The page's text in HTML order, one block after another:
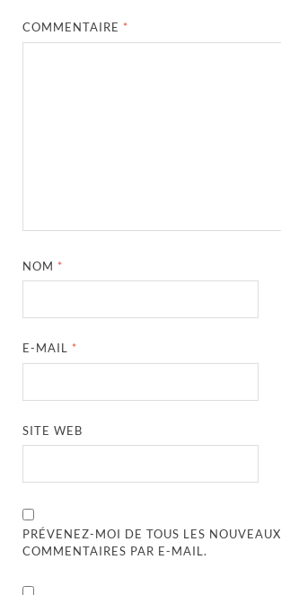
COMMENTAIRE *
NOM *
E-MAIL *
SITE WEB
PRÉVENEZ-MOI DE TOUS LES NOUVEAUX
COMMENTAIRES PAR E-MAIL.